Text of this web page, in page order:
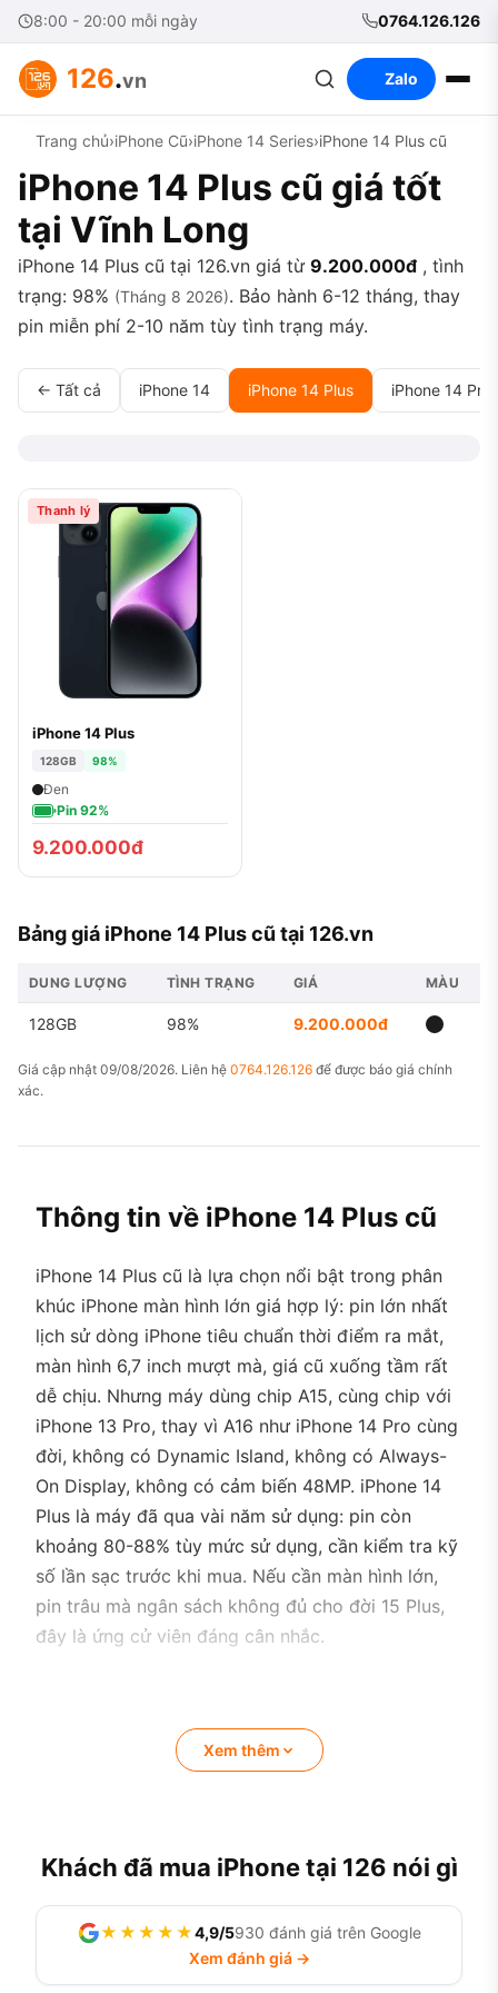
8:00 - 20:00 mỗi ngày 0764.126.126
126.vn Zalo
Trang chủ›iPhone Cũ›iPhone 14 Series›iPhone 14 Plus cũ
iPhone 14 Plus cũ giá tốt
tại Vĩnh Long
iPhone 14 Plus cũ tại 126.vn giá từ 9.200.000đ , tình
trạng: 98% (Tháng 8 2026). Bảo hành 6-12 tháng, thay
pin miễn phí 2-10 năm tùy tình trạng máy.
← Tất cả iPhone 14 iPhone 14 Plus iPhone 14 Pro
Thanh lý
iPhone 14 Plus
128GB 98%
Đen
Pin 92%
9.200.000đ
Bảng giá iPhone 14 Plus cũ tại 126.vn
DUNG LƯỢNG TÌNH TRẠNG GIÁ MÀU
128GB 98% 9.200.000đ
Giá cập nhật 09/08/2026. Liên hệ 0764.126.126 để được báo giá chính
xác.
Thông tin về iPhone 14 Plus cũ
iPhone 14 Plus cũ là lựa chọn nổi bật trong phân
khúc iPhone màn hình lớn giá hợp lý: pin lớn nhất
lịch sử dòng iPhone tiêu chuẩn thời điểm ra mắt,
màn hình 6,7 inch mượt mà, giá cũ xuống tầm rất
dễ chịu. Nhưng máy dùng chip A15, cùng chip với
iPhone 13 Pro, thay vì A16 như iPhone 14 Pro cùng
đời, không có Dynamic Island, không có Always-
On Display, không có cảm biến 48MP. iPhone 14
Plus là máy đã qua vài năm sử dụng: pin còn
khoảng 80-88% tùy mức sử dụng, cần kiểm tra kỹ
số lần sạc trước khi mua. Nếu cần màn hình lớn,
pin trâu mà ngân sách không đủ cho đời 15 Plus,
đây là ứng cử viên đáng cân nhắc.
Xem thêm
Khách đã mua iPhone tại 126 nói gì
★★★★★4,9/5930 đánh giá trên Google
Xem đánh giá →